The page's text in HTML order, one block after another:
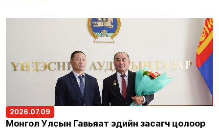
2026.07.09
Монгол Улсын Гавьяат эдийн засагч цолоор